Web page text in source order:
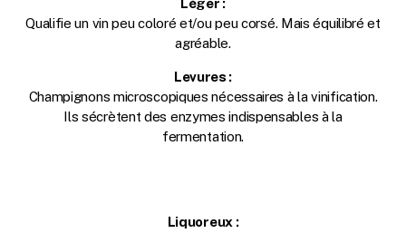
Léger :
Qualifie un vin peu coloré et/ou peu corsé. Mais équilibré et
agréable.
Levures :
Champignons microscopiques nécessaires à la vinification.
Ils sécrètent des enzymes indispensables à la
fermentation.
Liquoreux :